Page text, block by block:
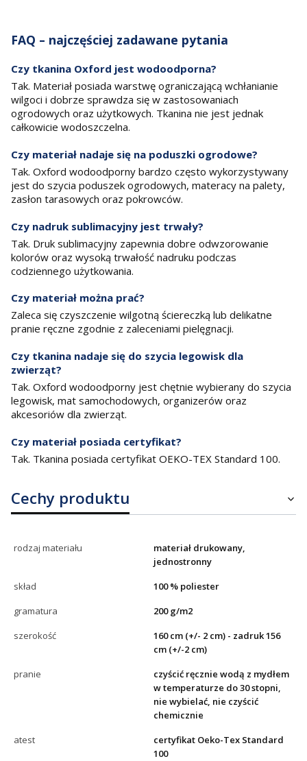
FAQ – najczęściej zadawane pytania
Czy tkanina Oxford jest wodoodporna?
Tak. Materiał posiada warstwę ograniczającą wchłanianie
wilgoci i dobrze sprawdza się w zastosowaniach
ogrodowych oraz użytkowych. Tkanina nie jest jednak
całkowicie wodoszczelna.
Czy materiał nadaje się na poduszki ogrodowe?
Tak. Oxford wodoodporny bardzo często wykorzystywany
jest do szycia poduszek ogrodowych, materacy na palety,
zasłon tarasowych oraz pokrowców.
Czy nadruk sublimacyjny jest trwały?
Tak. Druk sublimacyjny zapewnia dobre odwzorowanie
kolorów oraz wysoką trwałość nadruku podczas
codziennego użytkowania.
Czy materiał można prać?
Zaleca się czyszczenie wilgotną ściereczką lub delikatne
pranie ręczne zgodnie z zaleceniami pielęgnacji.
Czy tkanina nadaje się do szycia legowisk dla
zwierząt?
Tak. Oxford wodoodporny jest chętnie wybierany do szycia
legowisk, mat samochodowych, organizerów oraz
akcesoriów dla zwierząt.
Czy materiał posiada certyfikat?
Tak. Tkanina posiada certyfikat OEKO-TEX Standard 100.
Cechy produktu
rodzaj materiału
materiał drukowany,
jednostronny
skład
100 % poliester
gramatura
200 g/m2
szerokość
160 cm (+/- 2 cm) - zadruk 156
cm (+/-2 cm)
pranie
czyścić ręcznie wodą z mydłem
w temperaturze do 30 stopni,
nie wybielać, nie czyścić
chemicznie
atest
certyfikat Oeko-Tex Standard
100